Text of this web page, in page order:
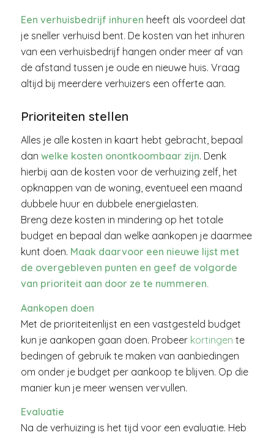
Een verhuisbedrijf inhuren heeft als voordeel dat
je sneller verhuisd bent. De kosten van het inhuren
van een verhuisbedrijf hangen onder meer af van
de afstand tussen je oude en nieuwe huis. Vraag
altijd bij meerdere verhuizers een offerte aan.
Prioriteiten stellen
Alles je alle kosten in kaart hebt gebracht, bepaal
dan welke kosten onontkoombaar zijn. Denk
hierbij aan de kosten voor de verhuizing zelf, het
opknappen van de woning, eventueel een maand
dubbele huur en dubbele energielasten.
Breng deze kosten in mindering op het totale
budget en bepaal dan welke aankopen je daarmee
kunt doen. Maak daarvoor een nieuwe lijst met
de overgebleven punten en geef de volgorde
van prioriteit aan door ze te nummeren.
Aankopen doen
Met de prioriteitenlijst en een vastgesteld budget
kun je aankopen gaan doen. Probeer kortingen te
bedingen of gebruik te maken van aanbiedingen
om onder je budget per aankoop te blijven. Op die
manier kun je meer wensen vervullen.
Evaluatie
Na de verhuizing is het tijd voor een evaluatie. Heb